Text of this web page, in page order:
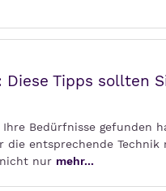
Tipps sollten
Bedürfnisse gefunden
die entsprechende Technik
nur mehr...